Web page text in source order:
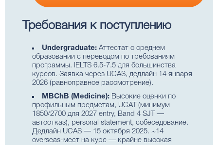
Требования к поступлению
Undergraduate: Аттестат о среднем
образовании с переводом по требованиям
программы. IELTS 6.5-7.5 для большинства
курсов. Заявка через UCAS, дедлайн 14 января
2026 (равноправное рассмотрение).
MBChB (Medicine): Высокие оценки по
профильным предметам, UCAT (минимум
1850/2700 для 2027 entry, Band 4 SJT —
автоотказ), personal statement, собеседование.
Дедлайн UCAS — 15 октября 2025. ~14
overseas-мест на курс — крайне высокая